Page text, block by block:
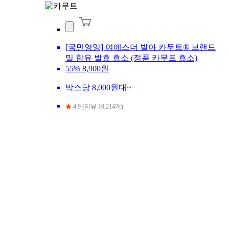
[국민영양] 여에스더 발아 카무트® 브랜드
밀 함유 발효 효소 (정품 카무트 효소)
55% 8,900원
박스당 8,000원대~
4.9 (리뷰 10,214개)